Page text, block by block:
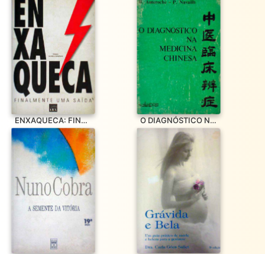
ENXAQUECA: FINALMENTE UMA SAÍDA O DIAGNÓSTICO NA MEDICINA CHINESA